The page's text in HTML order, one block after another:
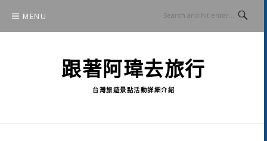
content
MENU
跟著阿瑋去旅行
台灣旅遊景點活動詳細介紹